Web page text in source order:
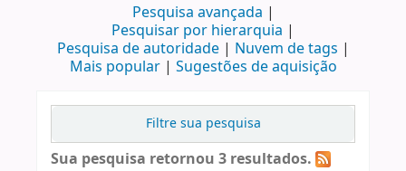
Pesquisa avançada
Pesquisar por hierarquia
Pesquisa de autoridade
Nuvem de tags
Mais popular
Sugestões de aquisição
Filtre sua pesquisa
Sua pesquisa retornou 3 resultados.